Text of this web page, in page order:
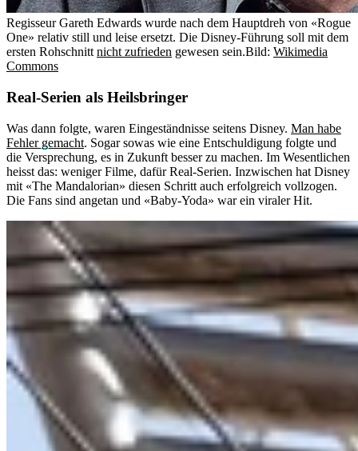
Regisseur Gareth Edwards wurde nach dem Hauptdreh von «Rogue
One» relativ still und leise ersetzt. Die Disney-Führung soll mit dem
ersten Rohschnitt nicht zufrieden gewesen sein.Bild: Wikimedia
Commons
Real-Serien als Heilsbringer
Was dann folgte, waren Eingeständnisse seitens Disney. Man habe
Fehler gemacht. Sogar sowas wie eine Entschuldigung folgte und
die Versprechung, es in Zukunft besser zu machen. Im Wesentlichen
heisst das: weniger Filme, dafür Real-Serien. Inzwischen hat Disney
mit «The Mandalorian» diesen Schritt auch erfolgreich vollzogen.
Die Fans sind angetan und «Baby-Yoda» war ein viraler Hit.